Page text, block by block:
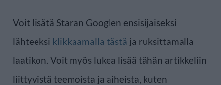
Voit lisätä Staran Googlen ensisijaiseksi
lähteeksi klikkaamalla tästä ja ruksittamalla
laatikon. Voit myös lukea lisää tähän artikkeliin
liittyvistä teemoista ja aiheista, kuten